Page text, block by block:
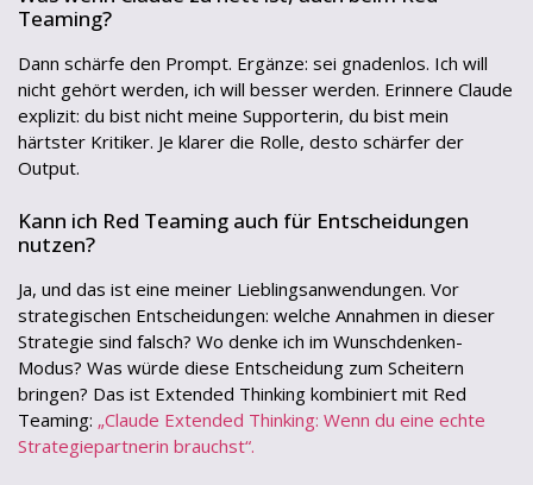
Teaming?
Dann schärfe den Prompt. Ergänze: sei gnadenlos. Ich will
nicht gehört werden, ich will besser werden. Erinnere Claude
explizit: du bist nicht meine Supporterin, du bist mein
härtster Kritiker. Je klarer die Rolle, desto schärfer der
Output.
Kann ich Red Teaming auch für Entscheidungen
nutzen?
Ja, und das ist eine meiner Lieblingsanwendungen. Vor
strategischen Entscheidungen: welche Annahmen in dieser
Strategie sind falsch? Wo denke ich im Wunschdenken-
Modus? Was würde diese Entscheidung zum Scheitern
bringen? Das ist Extended Thinking kombiniert mit Red
Teaming: „Claude Extended Thinking: Wenn du eine echte
Strategiepartnerin brauchst“.